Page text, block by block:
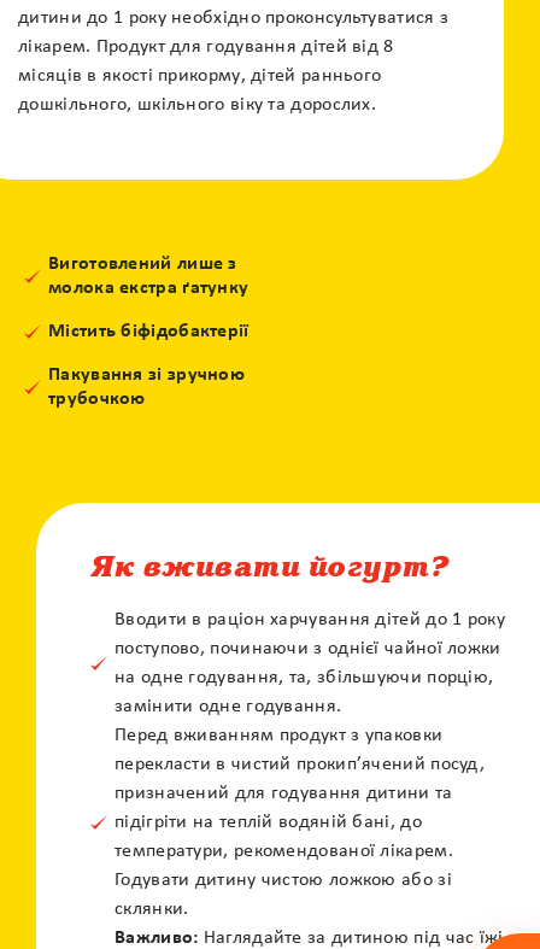
Контакт центр
Залиште своє питання і наші фахівці
зконтактують з вами
дитини до 1 року необхідно проконсультуватися з
лікарем. Продукт для годування дітей від 8
місяців в якості прикорму, дітей раннього
дошкільного, шкільного віку та дорослих.
Виготовлений лише з
молока екстра ґатунку
Містить біфідобактерії
Пакування зі зручною
трубочкою
Як вживати йогурт?
Вводити в раціон харчування дітей до 1 року
поступово, починаючи з однієї чайної ложки
на одне годування, та, збільшуючи порцію,
замінити одне годування.
Перед вживанням продукт з упаковки
перекласти в чистий прокип’ячений посуд,
призначений для годування дитини та
підігріти на теплій водяній бані, до
температури, рекомендованої лікарем.
Годувати дитину чистою ложкою або зі
склянки.
Важливо: Наглядайте за дитиною під час їжі.